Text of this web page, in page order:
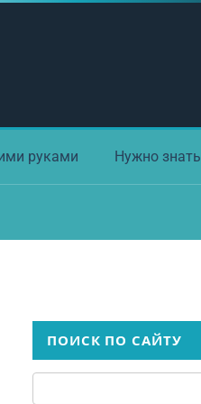
руками Нужно знать
ПОИСК ПО САЙТУ